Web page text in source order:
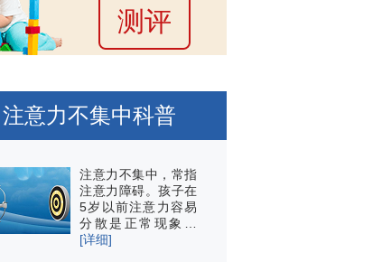
测评
注意力不集中科普
注意力不集中，常指
注意力障碍。孩子在
5岁以前注意力容易
分散是正常现象…
[详细]